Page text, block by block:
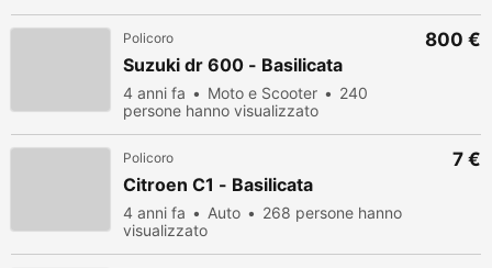
Policoro
Suzuki dr 600 - Basilicata
4 anni fa Moto e Scooter
240
persone hanno visualizzato
800 €
Policoro
Citroen C1 - Basilicata
4 anni fa Auto
268 persone hanno
visualizzato
7 €